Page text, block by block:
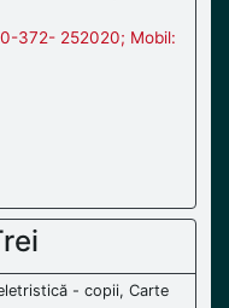
372- 252020; Mobil:
- copii, Carte